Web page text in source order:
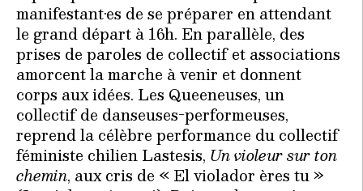
manifestant·es de se préparer en attendant
le grand départ à 16h. En parallèle, des
prises de paroles de collectif et associations
amorcent la marche à venir et donnent
corps aux idées. Les Queeneuses, un
collectif de danseuses-performeuses,
reprend la célèbre performance du collectif
féministe chilien Lastesis, Un violeur sur ton
chemin, aux cris de « El violador ères tu »